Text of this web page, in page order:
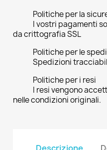
Politiche per la
I vostri pagamenti
da crittografia SSL
Politiche per le
Spedizioni
Politiche per i resi
I resi vengono
nelle condizioni originali.
Descrizione